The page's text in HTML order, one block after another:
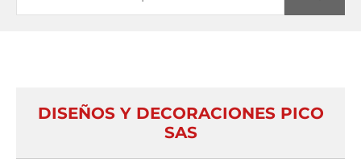
DISEÑOS Y DECORACIONES PICO
SAS